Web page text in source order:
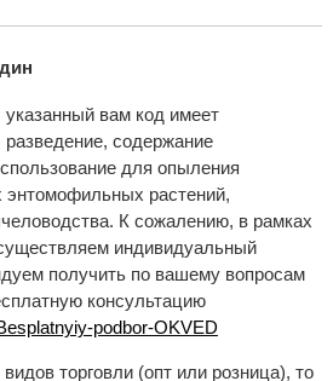
указанный вам код имеет
содержание
для опыления
энтомофильных растений,
К сожалению, в рамках
индивидуальный
получить по вашему вопросам
консультацию
podbor-OKVED
торговли (опт или розница), то